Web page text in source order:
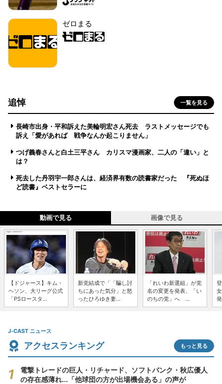
ゼロまる
追悼 一覧を見る
長崎市出身・平和訴えた美輪明宏さん死去 ラストメッセージでも
訴え「愛があれば 戦争なんか起こりません」
つげ義春さんと白土三平さん カリスマ漫画家、二人の「違い」と
は？
死去した丹羽宇一郎さんは、経済界有数の読書家だった 『死ぬほ
ど読書』ベストセラーに
動画で見る 画像で見る
【ドジャース】キム・
ヘソン、大リーグ公式
「PSロースタ...
新党結成で「「騙し討
ちにあった気分」と怒
ったひろゆき妻...
「れいわ新選組」が党
名の変更を発表、「い
のちの党」へ ...
J-CAST ニュース
アクセスランキング もっと見る
電撃トレードの巨人・リチャード、ソフトバンク・秋広優人
の存在感薄れ...「他球団の方が出場機会ある」の声が